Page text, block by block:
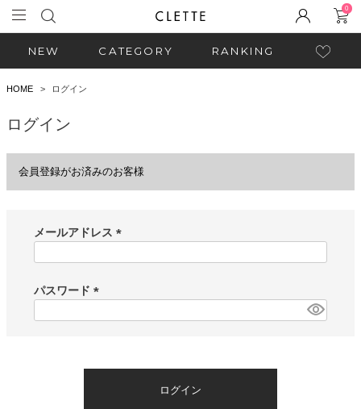
0
NEW CATEGORY RANKING
HOME ログイン
ログイン
会員登録がお済みのお客様
メールアドレス
)
パスワード
ログイン